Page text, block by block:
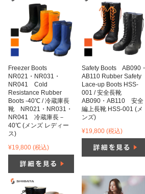
Freezer Boots
NR021・NR031・
NR041 Cold
Resistance Rubber
Boots -40℃ / 冷蔵庫長
靴 NR021・NR031・
NR041 冷蔵庫長－
40℃ (メンズ レディー
ス)
¥19,800 (税込)
Safety Boots AB090・
AB110 Rubber Safety
Lace-up Boots HSS-
001 / 安全長靴
AB090・AB110 安全
編上長靴 HSS-001 (メ
ンズ)
¥19,800 (税込)